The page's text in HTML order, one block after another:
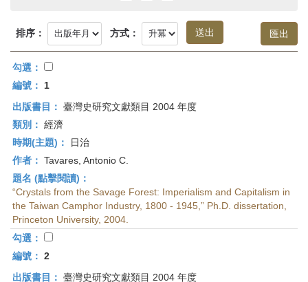
首
頁
排序： 方式：
勾選：
編號：
1
出版書目： 臺灣史研究文獻類目 2004 年度
類別： 經濟
時期(主題)：
日治
作者： Tavares, Antonio C.
題名 (點擊閱讀)：
“Crystals from the Savage Forest: Imperialism and Capitalism in
the Taiwan Camphor Industry, 1800 - 1945,” Ph.D. dissertation,
Princeton University, 2004.
勾選：
編號： 2
出版書目： 臺灣史研究文獻類目 2004 年度